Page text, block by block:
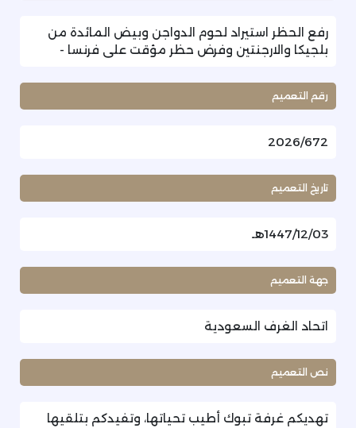
رفع الحظر استيراد لحوم الدواجن وبيض المائدة من
بلجيكا والارجنتين وفرض حظر مؤقت على فرنسا -
رقم التعميم
2026/672
تاريخ التعميم
1447/12/03هـ
جهة التعميم
اتحاد الغرف السعودية
نص التعميم
تهديكم غرفة تبوك أطيب تحياتها، وتفيدكم بتلقيها